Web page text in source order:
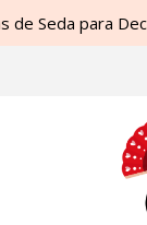
de Seda para